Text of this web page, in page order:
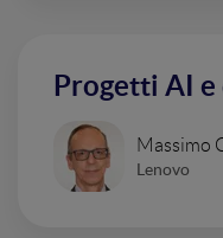
Progetti AI
Massimo
Lenovo